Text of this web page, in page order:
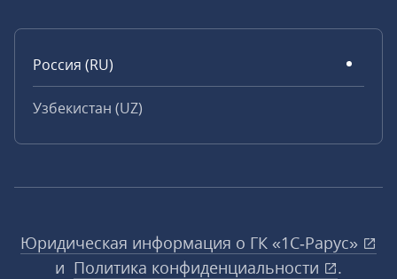
Россия (RU)
Узбекистан (UZ)
Юридическая информация о ГК «1С‑Рарус»
и Политика конфиденциальности
.